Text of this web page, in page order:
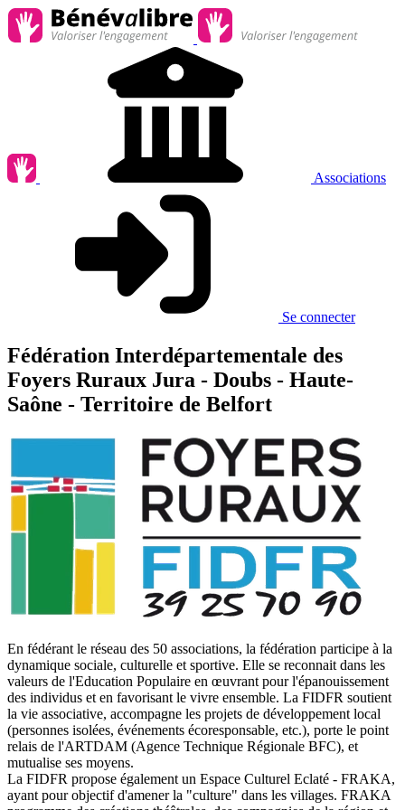
Associations
Se connecter
Fédération Interdépartementale des
Foyers Ruraux Jura - Doubs - Haute-
Saône - Territoire de Belfort
En fédérant le réseau des 50 associations, la fédération participe à la
dynamique sociale, culturelle et sportive. Elle se reconnait dans les
valeurs de l'Education Populaire en œuvrant pour l'épanouissement
des individus et en favorisant le vivre ensemble. La FIDFR soutient
la vie associative, accompagne les projets de développement local
(personnes isolées, événements écoresponsable, etc.), porte le point
relais de l'ARTDAM (Agence Technique Régionale BFC), et
mutualise ses moyens.
La FIDFR propose également un Espace Culturel Eclaté - FRAKA,
ayant pour objectif d'amener la "culture" dans les villages. FRAKA